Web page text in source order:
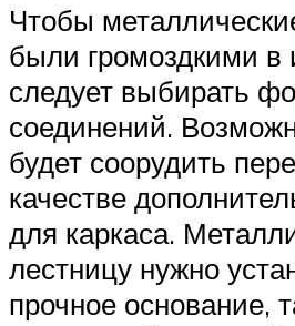
Чтобы
были громоздкими в
следует выбирать
соединений.
будет соорудить
качестве
для каркаса.
лестницу нужно
прочное основание,